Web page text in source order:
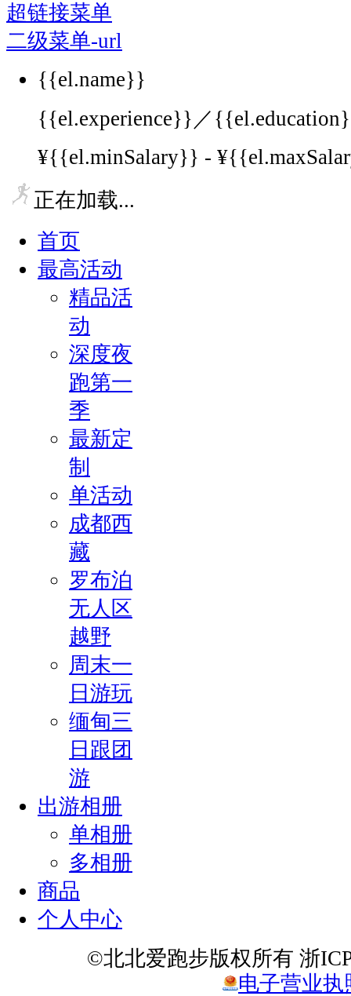
超链接菜单
二级菜单-url
{{el.name}}
{{el.experience}}／
¥{{el.minSalary}} -
正在加载...
首页
最高活动
精品活
动
深度夜
跑第一
季
最新定
制
单活动
成都西
藏
罗布泊
无人区
越野
周末一
日游玩
缅甸三
日跟团
游
出游相册
单相册
多相册
商品
个人中心
©北北爱跑步版权所有 浙
电子营业执